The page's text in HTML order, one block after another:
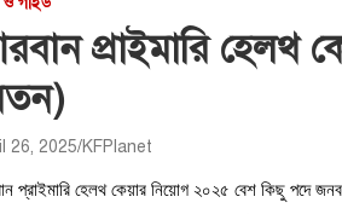
প্রাইমারি হেলথ
26, 2025 KFPlanet
প্রাইমারি হেলথ কেয়ার নিয়োগ ২০২৫ বেশ কিছু পদে